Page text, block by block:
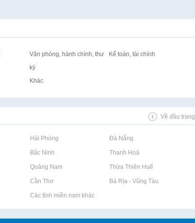
Văn phòng, hành chính, thư
ký
Kế toán, tài chính
Khác
Về đầu trang
Rao vặt tại Hải Phòng Rao vặt tại Đà Nẵng
Rao vặt tại Bắc Ninh Rao vặt tại Thanh Hoá
Rao vặt tại Quảng Nam Rao vặt tại Thừa Thiên Huế
Rao vặt tại Cần Thơ Rao vặt tại Bà Rịa - Vũng Tàu
Rao vặt tại Các tỉnh miền nam khác